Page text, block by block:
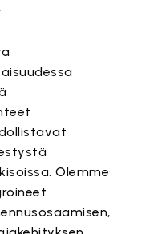
Olemme